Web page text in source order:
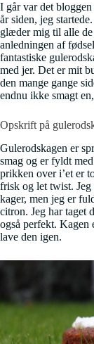
I går var det
år siden, jeg
glæder mig til alle
anledningen af
fantastiske
med jer. Det er mit
den mange gange
endnu ikke smagt
Opskrift på
Gulerodskagen er
smag og er fyldt
prikken over i’et er
frisk og let twist. Jeg
kager, men jeg er
citron. Jeg har taget
også perfekt. Kagen
lave den igen.